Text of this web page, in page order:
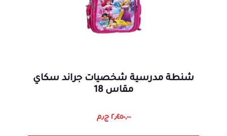
شنطة مدرسية شخصيات جراند سكاي
مقاس 18
٢٫٤٥٠,٠٠ ج٫م